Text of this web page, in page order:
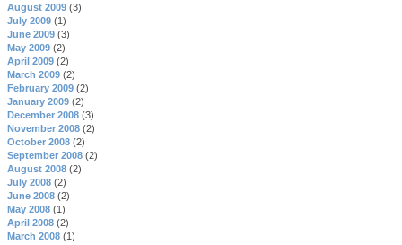
August 2009 (3)
July 2009 (1)
June 2009 (3)
May 2009 (2)
April 2009 (2)
March 2009 (2)
February 2009 (2)
January 2009 (2)
December 2008 (3)
November 2008 (2)
October 2008 (2)
September 2008 (2)
August 2008 (2)
July 2008 (2)
June 2008 (2)
May 2008 (1)
April 2008 (2)
March 2008 (1)